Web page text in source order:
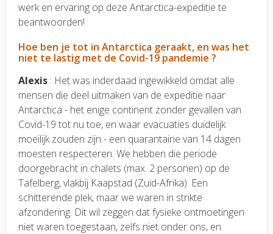
werk en ervaring op deze Antarctica-expeditie te
beantwoorden!
Hoe ben je tot in Antarctica geraakt, en was het
niet te lastig met de Covid-19 pandemie ?
Alexis : Het was inderdaad ingewikkeld omdat alle
mensen die deel uitmaken van de expeditie naar
Antarctica - het enige continent zonder gevallen van
Covid-19 tot nu toe, en waar evacuaties duidelijk
moeilijk zouden zijn - een quarantaine van 14 dagen
moesten respecteren. We hebben die periode
doorgebracht in chalets (max. 2 personen) op de
Tafelberg, vlakbij Kaapstad (Zuid-Afrika). Een
schitterende plek, maar we waren in strikte
afzondering. Dit wil zeggen dat fysieke ontmoetingen
niet waren toegestaan, zelfs niet onder ons, en